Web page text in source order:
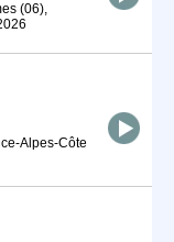
(06),
Alpes-Côte